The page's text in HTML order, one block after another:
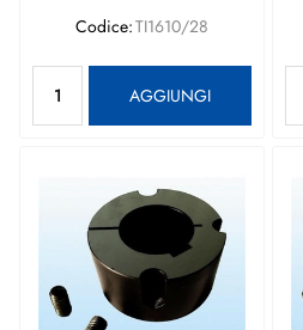
Codice:TI1610/28
AGGIUNGI